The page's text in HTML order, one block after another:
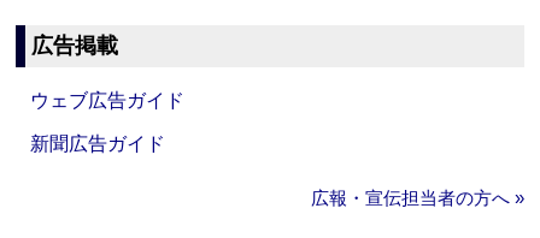
広告掲載
ウェブ広告ガイド
新聞広告ガイド
広報・宣伝担当者の方へ »